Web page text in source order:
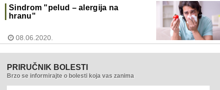
Sindrom "pelud – alergija na
hranu"
08.06.2020.
PRIRUČNIK BOLESTI
Brzo se informirajte o bolesti koja vas zanima